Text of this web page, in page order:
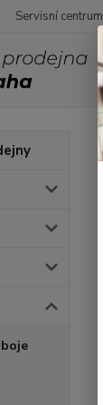
Servisní centrum